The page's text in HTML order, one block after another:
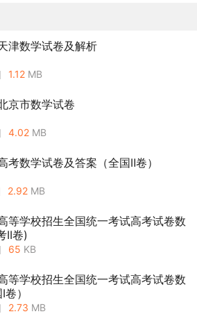
津数学试卷及解析
1.12 MB
京市数学试卷
4.02 MB
考数学试卷及答案（全国Ⅱ卷）
2.92 MB
等学校招生全国统一考试高考试卷数
II卷)
65 KB
等学校招生全国统一考试高考试卷数
）
2.73 MB